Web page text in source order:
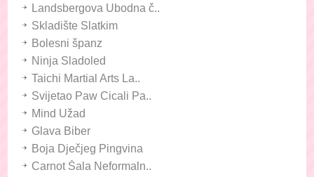
Landsbergova Ubodna č..
Skladište Slatkim
Bolesni španz
Ninja Sladoled
Taichi Martial Arts La..
Svijetao Paw Cicali Pa..
Mind Užad
Glava Biber
Boja Dječjeg Pingvina
Carnot Šala Neformaln..